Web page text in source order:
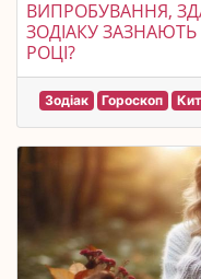
ВИПРОБУВАННЯ,
ЗОДІАКУ
РОЦІ?
Зодіак Гороскоп